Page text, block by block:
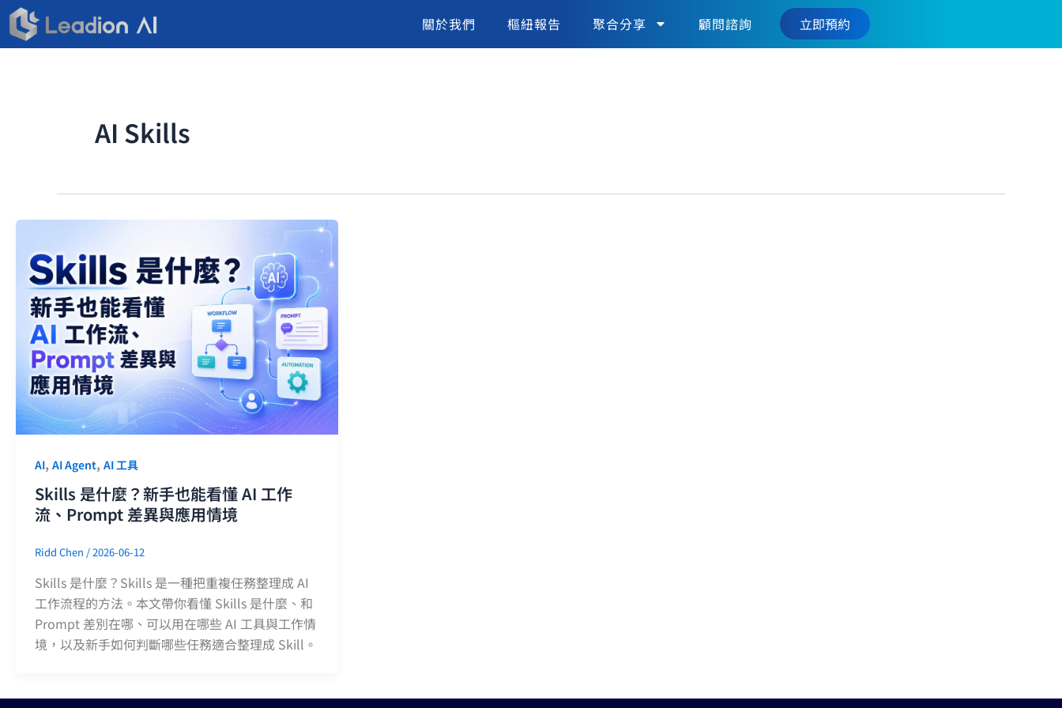
跳
至
主
關於我們 樞紐報告 聚合分享 顧問諮詢 立即預約
AI Skills
AI, AI Agent, AI 工具
Skills 是什麼？新手也能看懂 AI 工作
流、Prompt 差異與應用情境
Ridd Chen /2026-06-12
Skills 是什麼？Skills 是一種把重複任務整理成 AI
工作流程的方法。本文帶你看懂 Skills 是什麼、和
Prompt 差別在哪、可以用在哪些 AI 工具與工作情
境，以及新手如何判斷哪些任務適合整理成 Skill。